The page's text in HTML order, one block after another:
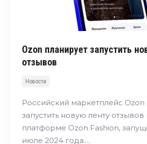
Ozon планирует запустить
отзывов
Новости
Российский маркетплейс Ozon
запустить новую ленту
платформе Ozon Fashion,
июле 2024 года.…